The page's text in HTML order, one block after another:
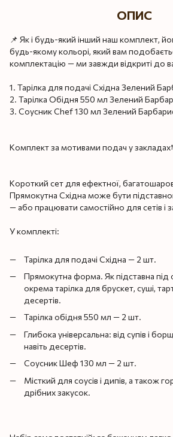
ОПИС
📌 Як і будь-який інший наш комплект,
будь-якому кольорі, який вам
комплектацію — ми завжди відкриті до
1. Тарілка для подачі Східна Зелений
2. Тарілка Обідня 550 мл Зелений
3. Соусник Chef 130 мл Зелений
Комплект за мотивами подач у
Короткий сет для ефектної,
Прямокутна Східна може бути
— або працювати самостійно для сетів і
У комплекті:
Тарілка для подачі Східна — 2 шт.
Прямокутна форма. Як підставна
окрема тарілка для брускет, суші,
десертів.
Тарілка обідня 550 мл — 2 шт.
Глибока універсальна: від супів і
навіть десертів.
Соусник Шеф 130 мл — 2 шт.
Місткий для соусів і дипів, а також
дрібних закусок.